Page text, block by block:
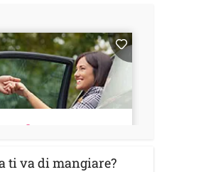
ti va di mangiare?